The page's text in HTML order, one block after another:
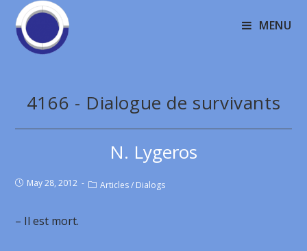
MENU
4166 - Dialogue de survivants
N. Lygeros
May 28, 2012 Articles / Dialogs
– Il est mort.